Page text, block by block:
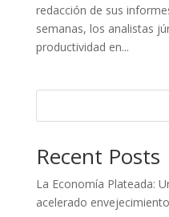
redacción de sus
semanas, los analistas
productividad en...
Recent Posts
La Economía Plateada:
acelerado